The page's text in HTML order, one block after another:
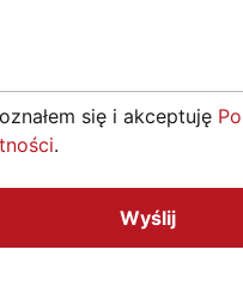
się i akceptuję
.